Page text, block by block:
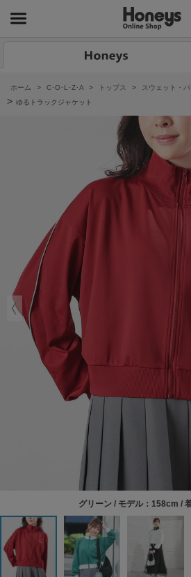
ホーム > C･O･L･Z･A > トップス > スウェット・
> ゆるトラックジャケット
グリーン / モデル：158cm /